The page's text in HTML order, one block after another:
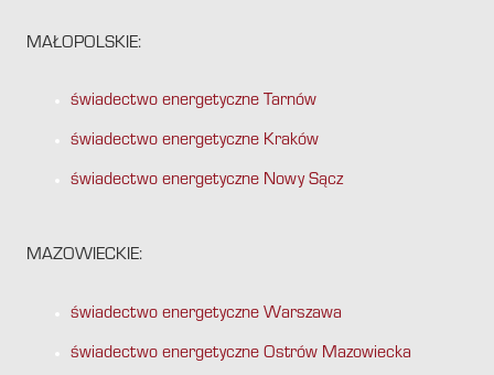
MAŁOPOLSKIE:
świadectwo energetyczne Tarnów
świadectwo energetyczne Kraków
świadectwo energetyczne Nowy Sącz
MAZOWIECKIE:
świadectwo energetyczne Warszawa
świadectwo energetyczne Ostrów Mazowiecka